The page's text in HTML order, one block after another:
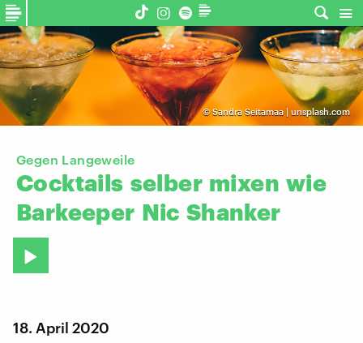
© Sandra Seitamaa | unsplash.com
Gegen Langeweile
Cocktails selber mixen wie
Barkeeper Nic Shanker
18. April 2020